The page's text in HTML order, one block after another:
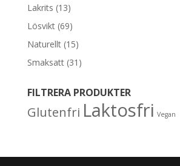
Lakrits (13)
Lösvikt (69)
Naturellt (15)
Smaksatt (31)
FILTRERA PRODUKTER
Glutenfri Laktosfri Vegan